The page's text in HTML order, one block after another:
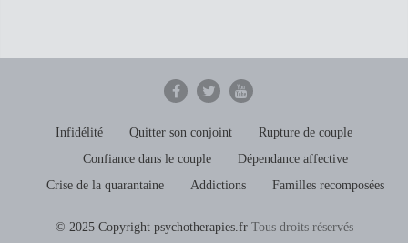
Infidélité Quitter son conjoint
Rupture de couple
Confiance dans le couple
Dépendance affective
Crise de la quarantaine
Addictions Familles recomposées
© 2025 Copyright psychotherapies.frTous droits réservés